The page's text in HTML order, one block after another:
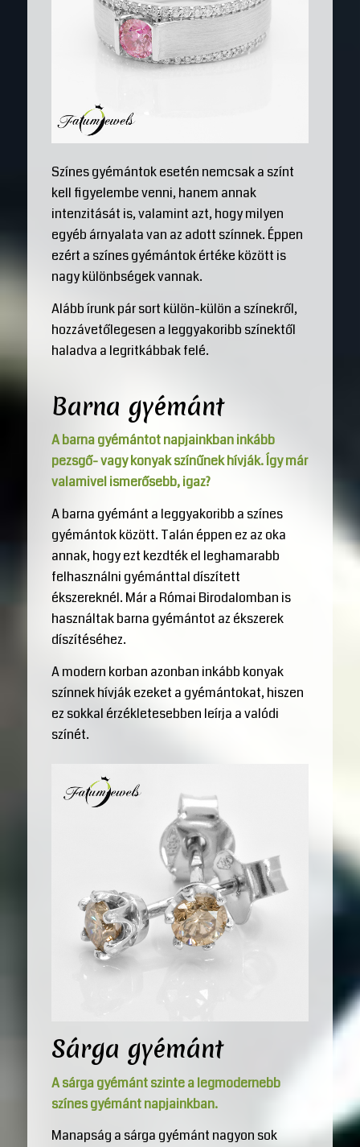
Színes gyémántok esetén nemcsak a színt
kell figyelembe venni, hanem annak
intenzitását is, valamint azt, hogy milyen
egyéb árnyalata van az adott színnek. Éppen
ezért a színes gyémántok értéke között is
nagy különbségek vannak.
Alább írunk pár sort külön-külön a színekről,
hozzávetőlegesen a leggyakoribb színektől
haladva a legritkábbak felé.
Barna gyémánt
A barna gyémántot napjainkban inkább
pezsgő- vagy konyak színűnek hívják. Így már
valamivel ismerősebb, igaz?
A barna gyémánt a leggyakoribb a színes
gyémántok között. Talán éppen ez az oka
annak, hogy ezt kezdték el leghamarabb
felhasználni gyémánttal díszített
ékszereknél. Már a Római Birodalomban is
használtak barna gyémántot az ékszerek
díszítéséhez.
A modern korban azonban inkább konyak
színnek hívják ezeket a gyémántokat, hiszen
ez sokkal érzékletesebben leírja a valódi
színét.
Sárga gyémánt
A sárga gyémánt szinte a legmodernebb
színes gyémánt napjainkban.
Manapság a sárga gyémánt nagyon sok